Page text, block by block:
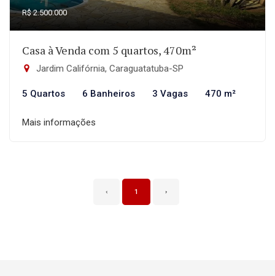
R$ 2.500.000
Casa à Venda com 5 quartos, 470m²
Jardim Califórnia, Caraguatatuba-SP
5 Quartos 6 Banheiros 3 Vagas 470 m²
Mais informações
‹ 1 ›